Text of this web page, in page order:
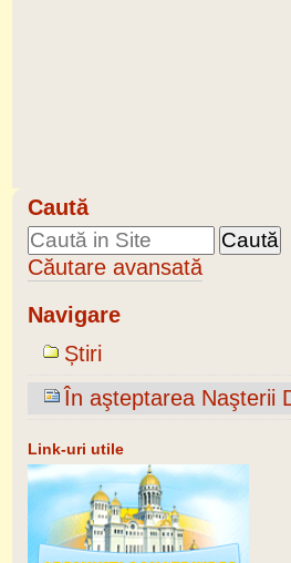
Caută
Căutare avansată
Navigare
Știri
În aşteptarea Naşterii
Link-uri utile